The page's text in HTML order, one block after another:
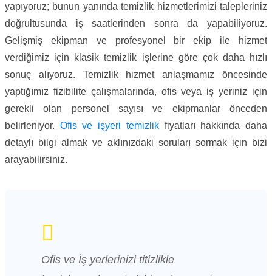
yapıyoruz; bunun yanında temizlik hizmetlerimizi talepleriniz
doğrultusunda iş saatlerinden sonra da yapabiliyoruz.
Gelişmiş ekipman ve profesyonel bir ekip ile hizmet
verdiğimiz için klasik temizlik işlerine göre çok daha hızlı
sonuç alıyoruz. Temizlik hizmet anlaşmamız öncesinde
yaptığımız fizibilite çalışmalarında, ofis veya iş yeriniz için
gerekli olan personel sayısı ve ekipmanlar önceden
belirleniyor. Ofis ve işyeri temizlikfiyatları hakkında daha
detaylı bilgi almak ve aklınızdaki soruları sormak için bizi
arayabilirsiniz.
Ofis ve İş yerlerinizi titizlikle